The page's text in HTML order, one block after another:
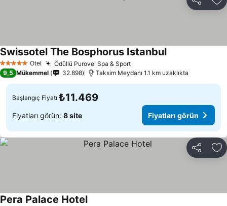
Paylaş
5 Yıldız Otel Ödüllü Purovel Spa & Sport
Swissotel The Bosphorus Istanbul
9,5 Mükemmel 32.898 Taksim Meydanı 1.1 km uzaklıkta
Başlangıç Fiyatı ₺11.469
Fiyatları görün: 8 site Fiyatları görün
Paylaş
Pera Palace Hotel